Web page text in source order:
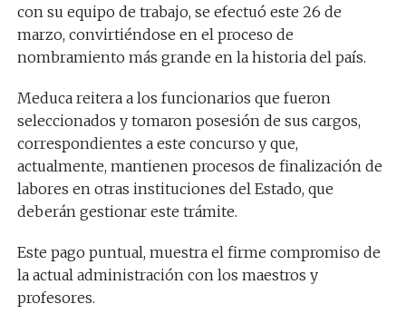
con su equipo de trabajo, se efectuó este 26 de
marzo, convirtiéndose en el proceso de
nombramiento más grande en la historia del país.
Meduca reitera a los funcionarios que fueron
seleccionados y tomaron posesión de sus cargos,
correspondientes a este concurso y que,
actualmente, mantienen procesos de finalización de
labores en otras instituciones del Estado, que
deberán gestionar este trámite.
Este pago puntual, muestra el firme compromiso de
la actual administración con los maestros y
profesores.